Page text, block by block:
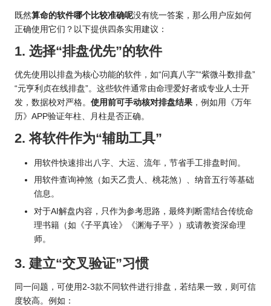
既然算命的软件哪个比较准确呢没有统一答案，那么用户应如何
正确使用它们？以下提供四条实用建议：
1. 选择“排盘优先”的软件
优先使用以排盘为核心功能的软件，如“问真八字”“紫微斗数排盘”
“元亨利贞在线排盘”。这些软件通常由命理爱好者或专业人士开
发，数据校对严格。 使用前可手动核对排盘结果 ，例如用《万年
历》APP验证年柱、月柱是否正确。
2. 将软件作为“辅助工具”
用软件快速排出八字、大运、流年，节省手工排盘时间。
用软件查询神煞（如天乙贵人、桃花煞）、纳音五行等基础
信息。
对于AI解盘内容，只作为参考思路，最终判断需结合传统命
理书籍（如《子平真诠》《渊海子平》）或请教资深命理
师。
3. 建立“交叉验证”习惯
同一问题，可使用2-3款不同软件进行排盘，若结果一致，则可信
度较高。例如：